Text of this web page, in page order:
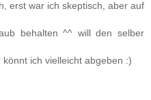
erst war ich skeptisch, aber auf
behalten ^^ will den selber
ich vielleicht abgeben :)